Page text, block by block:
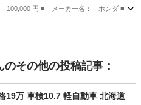
100,000 円 ■ メーカー名： ホンダ ■
のその他の投稿記事：
19万 車検10.7 軽自動車 北海道